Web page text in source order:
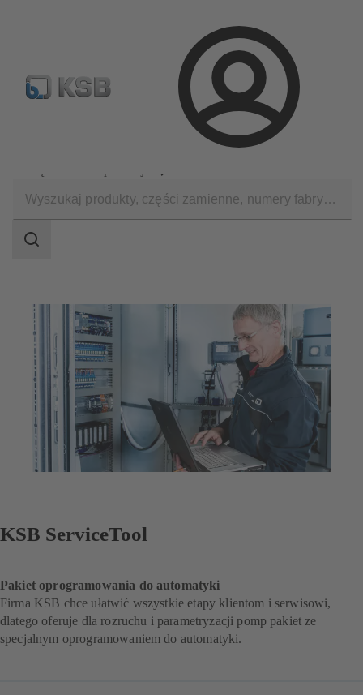
Login
Wyszukiwanie części zamiennych Konfiguracja produktu
wyszukiwania
Zakres
KSB ServiceTool
Pakiet oprogramowania do automatyki
Firma KSB chce ułatwić wszystkie etapy klientom i serwisowi,
dlatego oferuje dla rozruchu i parametryzacji pomp pakiet ze
specjalnym oprogramowaniem do automatyki.